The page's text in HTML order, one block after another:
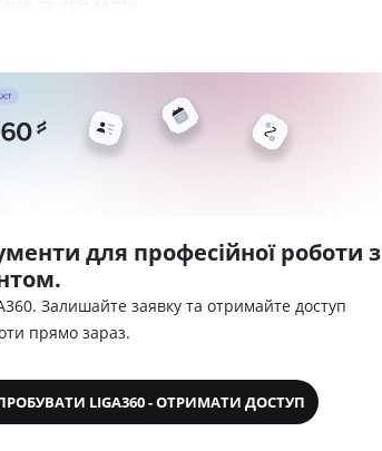
для професійної роботи з
Залишайте заявку та отримайте доступ
прямо зараз.
LIGA360 - ОТРИМАТИ ДОСТУП